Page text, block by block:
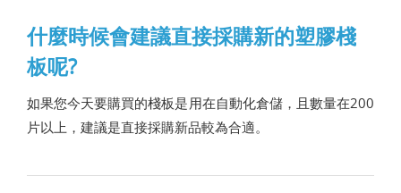
什麼時候會建議直接採購新的塑膠棧
板呢?
如果您今天要購買的棧板是用在自動化倉儲，且數量在200
片以上，建議是直接採購新品較為合適。